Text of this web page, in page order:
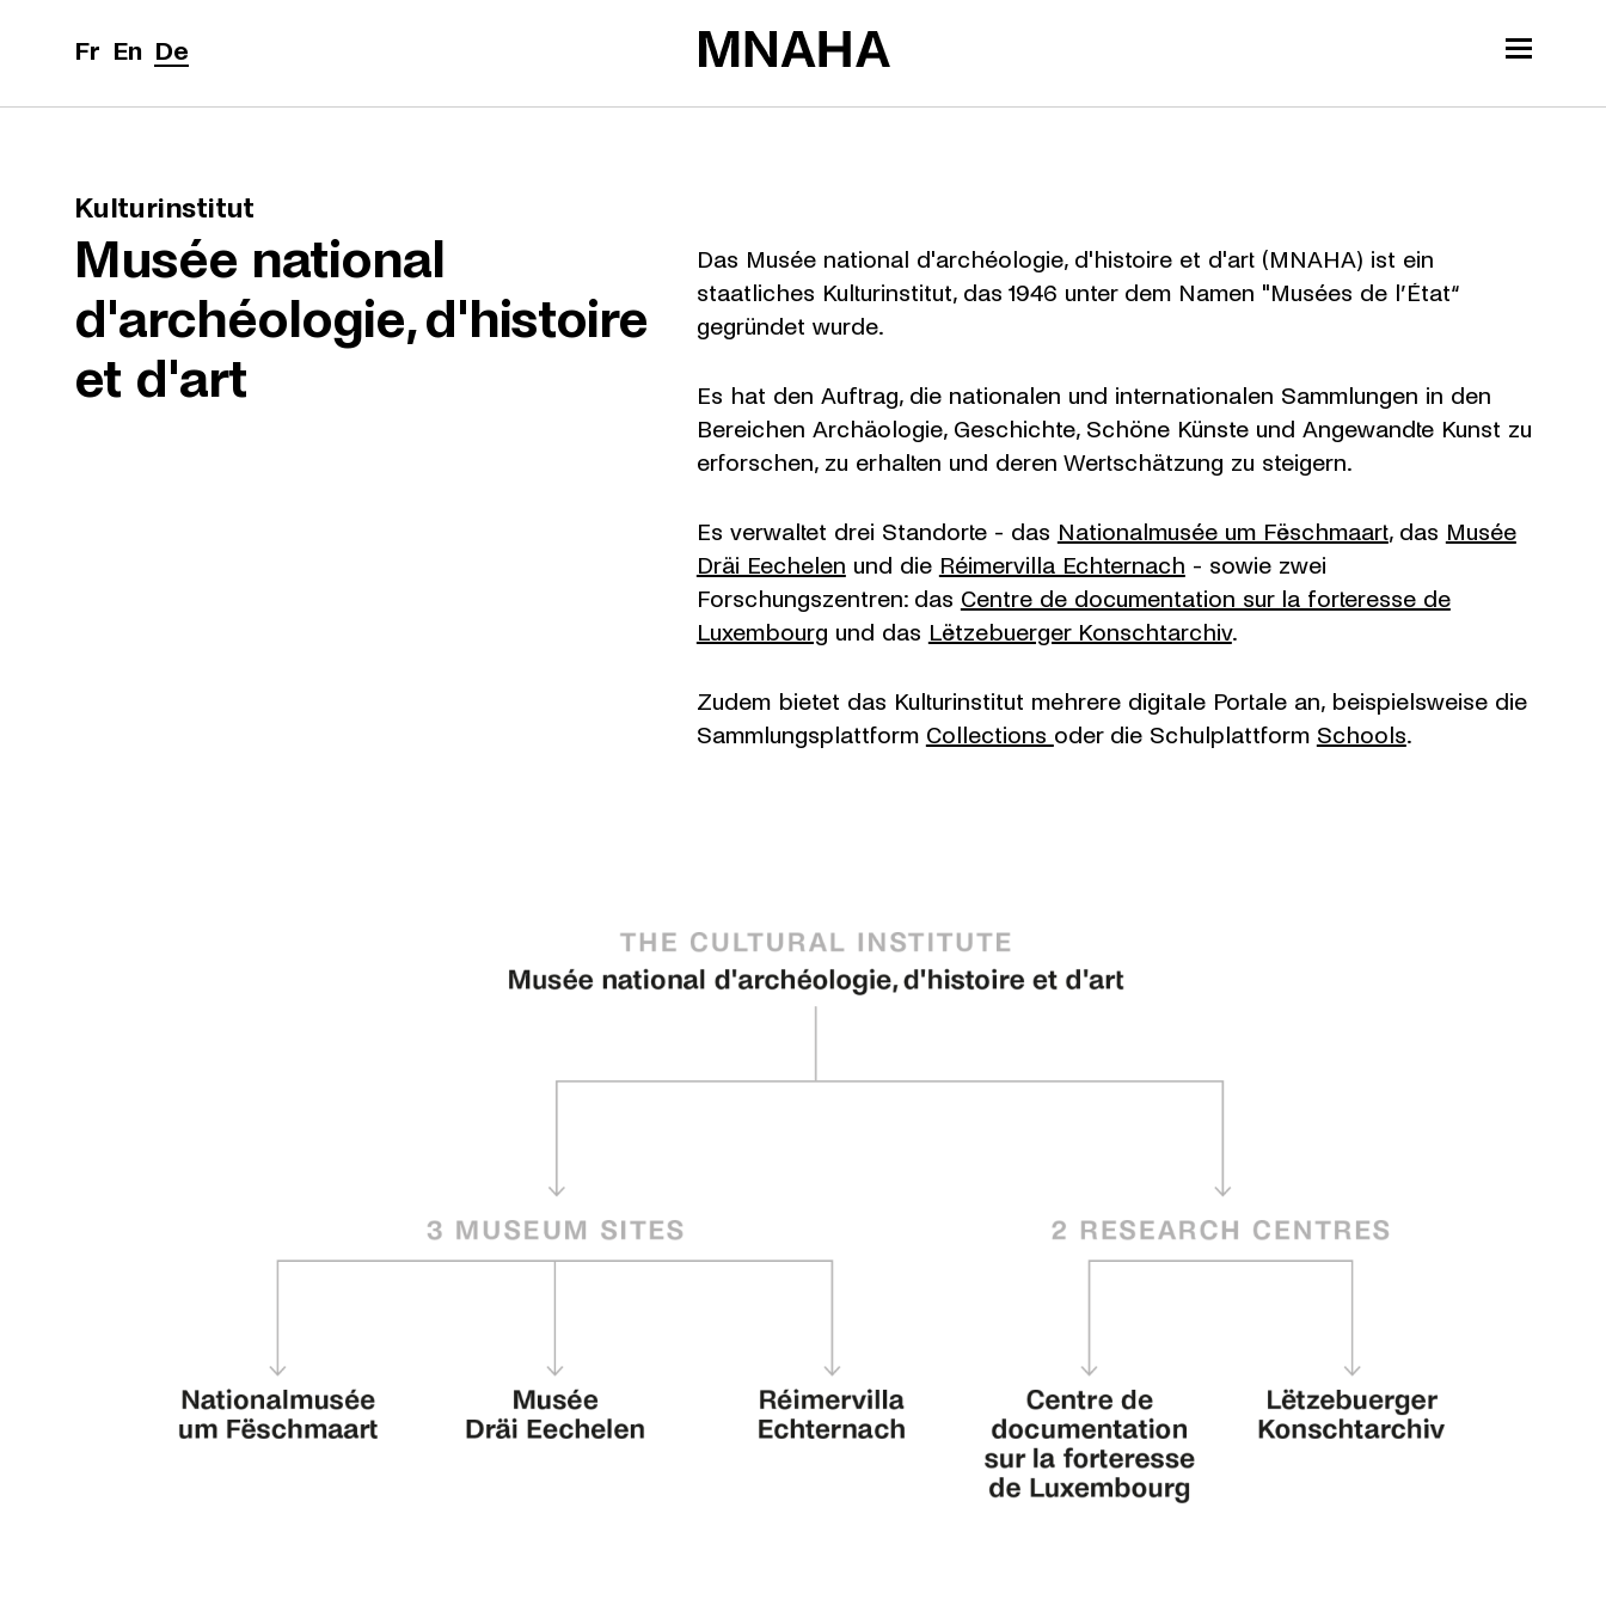
Fr En De
Kulturinstitut
Musée national
d'archéologie, d'histoire
et d'art
Das Musée national d'archéologie, d'histoire et d'art (MNAHA) ist ein
staatliches Kulturinstitut, das 1946 unter dem Namen "Musées de l’État“
gegründet wurde.
Es hat den Auftrag, die nationalen und internationalen Sammlungen in den
Bereichen Archäologie, Geschichte, Schöne Künste und Angewandte Kunst zu
erforschen, zu erhalten und deren Wertschätzung zu steigern.
Es verwaltet drei Standorte - das Nationalmusée um Fëschmaart, das Musée
Dräi Eechelen und die Réimervilla Echternach - sowie zwei
Forschungszentren: das Centre de documentation sur la forteresse de
Luxembourg und das Lëtzebuerger Konschtarchiv.
Zudem bietet das Kulturinstitut mehrere digitale Portale an, beispielsweise die
Sammlungsplattform Collections oder die Schulplattform Schools.